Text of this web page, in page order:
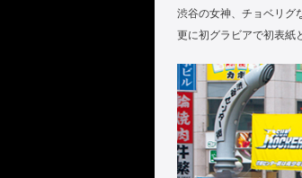
渋谷の女神、チョベリグ
更に初グラビアで初表紙